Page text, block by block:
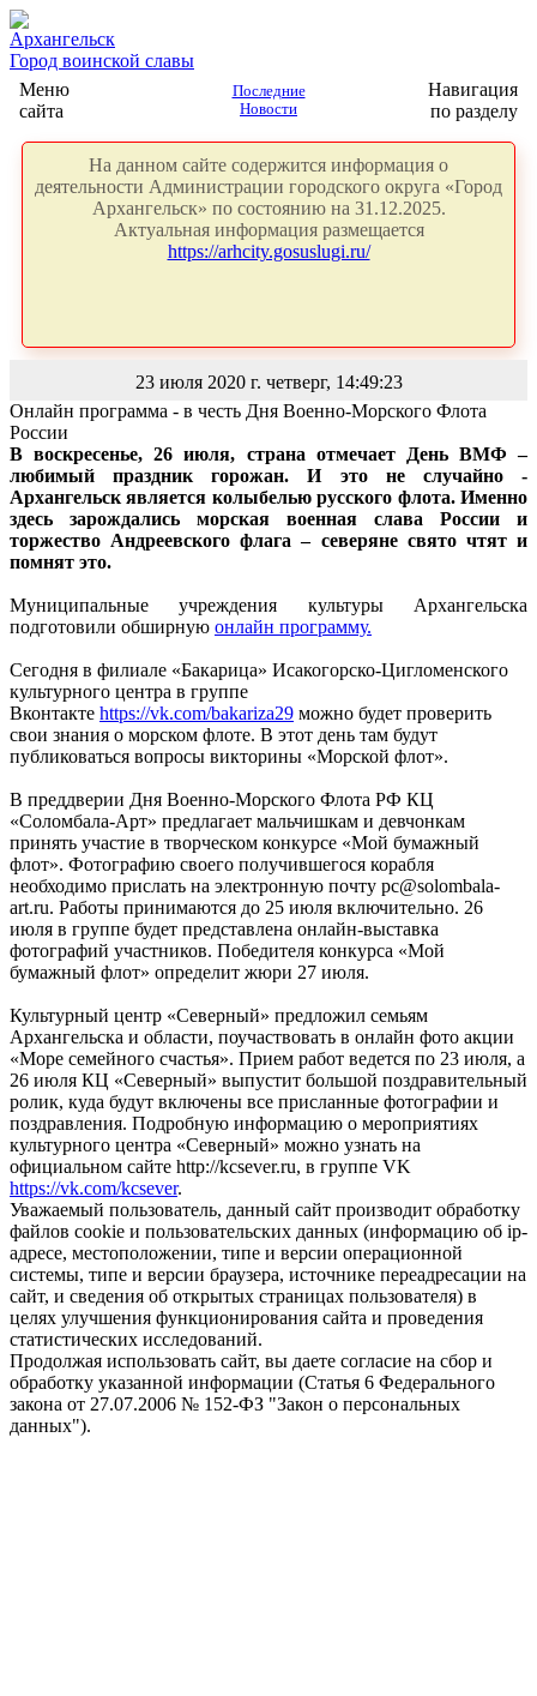
Архангельск
Город воинской славы
Меню
сайта
Последние
Новости
Навигация
по разделу
На данном сайте содержится информация о
деятельности Администрации городского округа «Город
Архангельск» по состоянию на 31.12.2025.
Актуальная информация размещается
https://arhcity.gosuslugi.ru/
23 июля 2020 г. четверг, 14:49:23
Онлайн программа - в честь Дня Военно-Морского Флота
России
В воскресенье, 26 июля, страна отмечает День ВМФ –
любимый праздник горожан. И это не случайно -
Архангельск является колыбелью русского флота. Именно
здесь зарождались морская военная слава России и
торжество Андреевского флага – северяне свято чтят и
помнят это.
Муниципальные учреждения культуры Архангельска
подготовили обширную онлайн программу.
Сегодня в филиале «Бакарица» Исакогорско-Цигломенского
культурного центра в группе
Вконтакте https://vk.com/bakariza29 можно будет проверить
свои знания о морском флоте. В этот день там будут
публиковаться вопросы викторины «Морской флот».
В преддверии Дня Военно-Морского Флота РФ КЦ
«Соломбала-Арт» предлагает мальчишкам и девчонкам
принять участие в творческом конкурсе «Мой бумажный
флот». Фотографию своего получившегося корабля
необходимо прислать на электронную почту pc@solombala-
art.ru. Работы принимаются до 25 июля включительно. 26
июля в группе будет представлена онлайн-выставка
фотографий участников. Победителя конкурса «Мой
бумажный флот» определит жюри 27 июля.
Культурный центр «Северный» предложил семьям
Архангельска и области, поучаствовать в онлайн фото акции
«Море семейного счастья». Прием работ ведется по 23 июля, а
26 июля КЦ «Северный» выпустит большой поздравительный
ролик, куда будут включены все присланные фотографии и
поздравления. Подробную информацию о мероприятиях
культурного центра «Северный» можно узнать на
официальном сайте http://kcsever.ru, в группе VK
https://vk.com/kcsever.
Уважаемый пользователь, данный сайт производит обработку
файлов cookie и пользовательских данных (информацию об ip-
адресе, местоположении, типе и версии операционной
системы, типе и версии браузера, источнике переадресации на
сайт, и сведения об открытых страницах пользователя) в
целях улучшения функционирования сайта и проведения
статистических исследований.
Продолжая использовать сайт, вы даете согласие на сбор и
обработку указанной информации (Статья 6 Федерального
закона от 27.07.2006 № 152-ФЗ "Закон о персональных
данных").